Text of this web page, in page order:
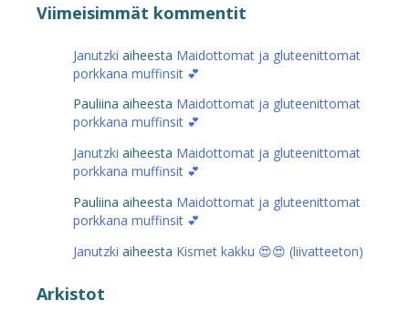
Viimeisimmät kommentit
Janutzki aiheesta Maidottomat ja gluteenittomat
porkkana muffinsit 💕
Pauliina aiheesta Maidottomat ja gluteenittomat
porkkana muffinsit 💕
Janutzki aiheesta Maidottomat ja gluteenittomat
porkkana muffinsit 💕
Pauliina aiheesta Maidottomat ja gluteenittomat
porkkana muffinsit 💕
Janutzki aiheesta Kismet kakku 😍😍 (liivatteeton)
Arkistot